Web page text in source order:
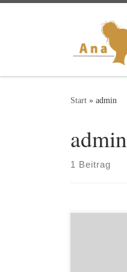
Start » admin
admin
1 Beitrag